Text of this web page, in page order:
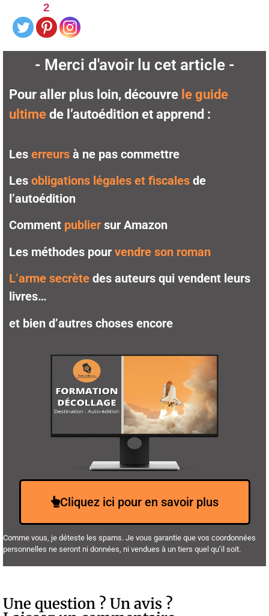
2
- Merci d'avoir lu cet article -
Pour aller plus loin, découvre le guide
ultime de l’autoédition et apprend :
Les erreurs à ne pas commettre
Les obligations légales et fiscales de
l’autoédition
Comment publier sur Amazon
Les méthodes pour vendre son roman
L’arme secrète des auteurs qui vendent leurs
livres…
et bien d’autres choses encore
Cliquez ici pour en savoir plus
Comme vous, je déteste les spams. Je vous garantie que vos coordonnées
personnelles ne seront ni données, ni vendues à un tiers quel qu’il soit.
Une question ? Un avis ?